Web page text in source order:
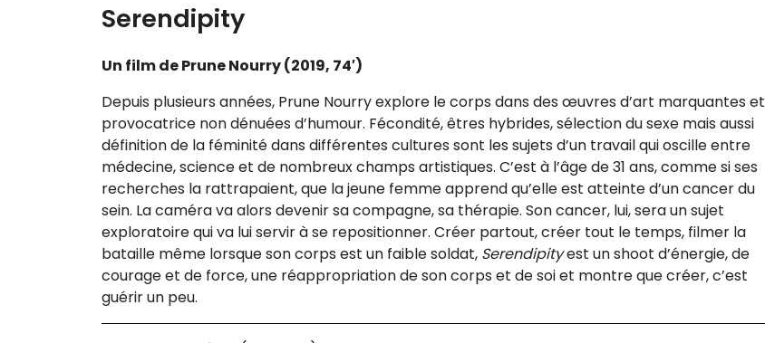
Serendipity
Un film de Prune Nourry (2019, 74′)
Depuis plu­sieurs années, Prune Nourry explore le corps dans des œuvres d’art mar­quantes et
pro­vo­ca­trice non dénuées d’humour. Fécondité, êtres hybrides, sélec­tion du sexe mais aus­si
défi­ni­tion de la fémi­ni­té dans dif­fé­rentes cultures sont les sujets d’un tra­vail qui oscille entre
méde­cine, science et de nom­breux champs artis­tiques. C’est à l’âge de 31 ans, comme si ses
recherches la rat­tra­paient, que la jeune femme apprend qu’elle est atteinte d’un can­cer du
sein. La camé­ra va alors deve­nir sa com­pagne, sa thé­ra­pie. Son can­cer, lui, sera un sujet
explo­ra­toire qui va lui ser­vir à se repo­si­tion­ner. Créer par­tout, créer tout le temps, fil­mer la
bataille même lorsque son corps est un faible sol­dat, Serendipityest un shoot d’énergie, de
cou­rage et de force, une réap­pro­pria­tion de son corps et de soi et montre que créer, c’est
gué­rir un peu.